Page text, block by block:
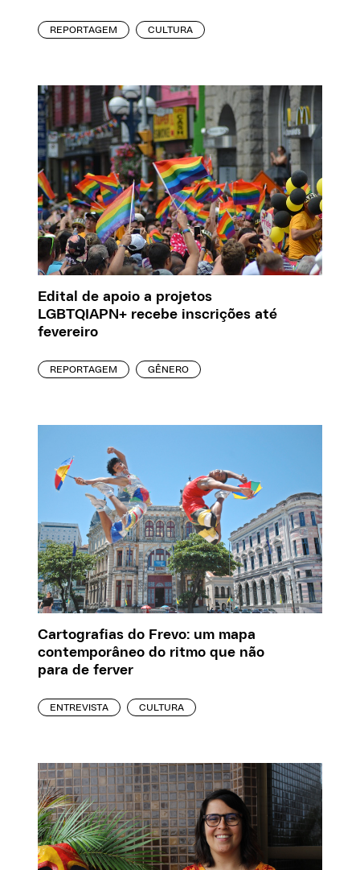
REPORTAGEM CULTURA
Edital de apoio a projetos
LGBTQIAPN+ recebe inscrições até
fevereiro
REPORTAGEM GÊNERO
Cartografias do Frevo: um mapa
contemporâneo do ritmo que não
para de ferver
ENTREVISTA CULTURA